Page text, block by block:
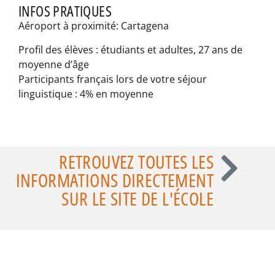
INFOS PRATIQUES
Aéroport à proximité: Cartagena
Profil des élèves : étudiants et adultes, 27 ans de
moyenne d’âge
Participants français lors de votre séjour
linguistique : 4% en moyenne
RETROUVEZ TOUTES LES
INFORMATIONS DIRECTEMENT
SUR LE SITE DE L'ÉCOLE